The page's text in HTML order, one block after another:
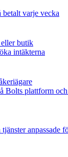
betalt varje vecka
butik
intäkterna
Bolts plattform
anpassade